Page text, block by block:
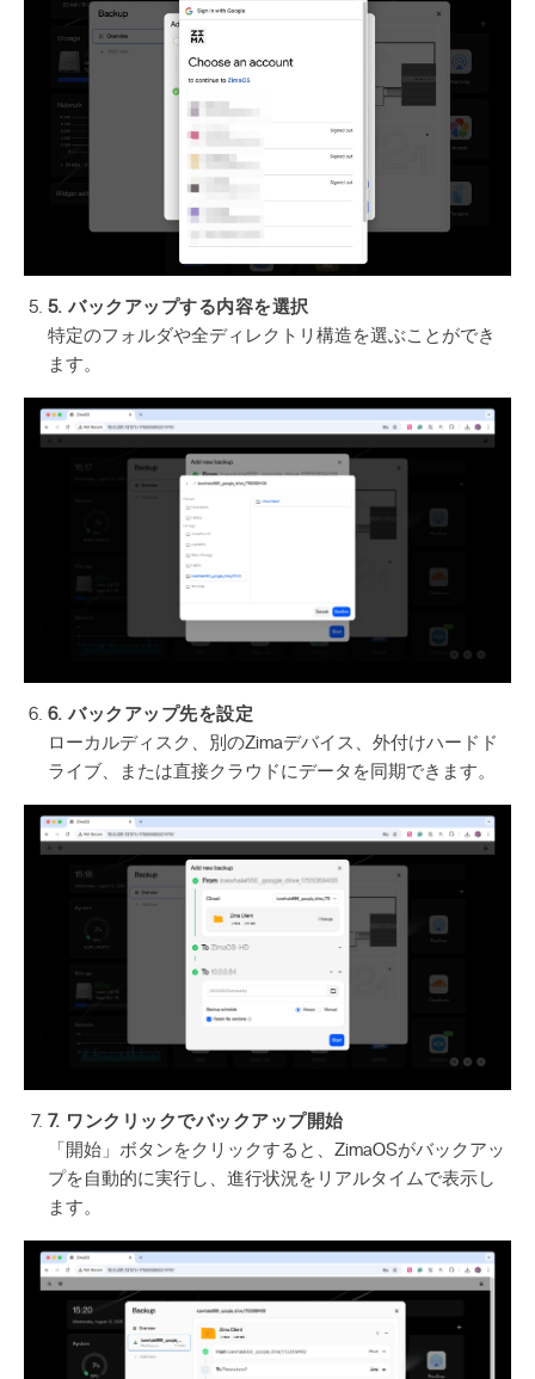
5. バックアップする内容を選択
特定のフォルダや全ディレクトリ構造を選ぶことができ
ます。
6. バックアップ先を設定
ローカルディスク、別のZimaデバイス、外付けハードド
ライブ、または直接クラウドにデータを同期できます。
7. ワンクリックでバックアップ開始
「開始」ボタンをクリックすると、ZimaOSがバックアッ
プを自動的に実行し、進行状況をリアルタイムで表示し
ます。